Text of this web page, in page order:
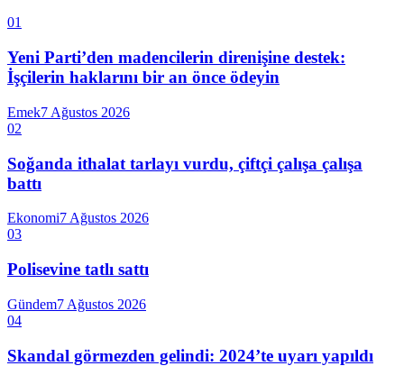
01
Yeni Parti’den madencilerin direnişine destek:
İşçilerin haklarını bir an önce ödeyin
Emek7 Ağustos 2026
02
Soğanda ithalat tarlayı vurdu, çiftçi çalışa çalışa
battı
Ekonomi7 Ağustos 2026
03
Polisevine tatlı sattı
Gündem7 Ağustos 2026
04
Skandal görmezden gelindi: 2024’te uyarı yapıldı